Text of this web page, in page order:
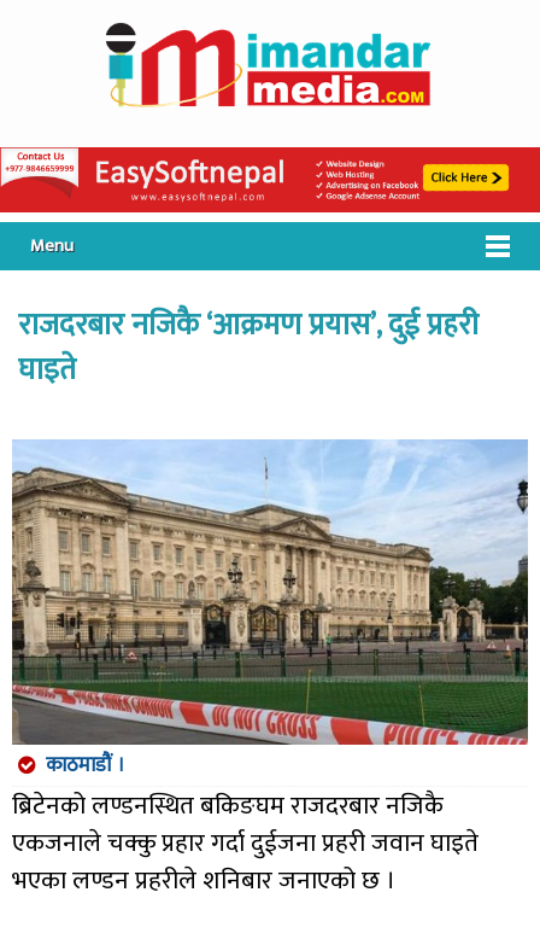
Menu
राजदरबार नजिकै ‘आक्रमण प्रयास’, दुई प्रहरी
घाइते
काठमाडौं ।
ब्रिटेनको लण्डनस्थित बकिङघम राजदरबार नजिकै
एकजनाले चक्कु प्रहार गर्दा दुईजना प्रहरी जवान घाइते
भएका लण्डन प्रहरीले शनिबार जनाएको छ ।